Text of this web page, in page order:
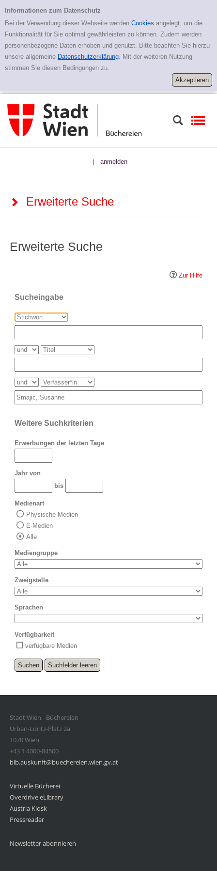
Erweiterte Suche
Informationen zum Datenschutz
Bei der Verwendung dieser Webseite werden Cookies angelegt, um die
Funktionalität für Sie optimal gewährleisten zu können. Zudem werden
personenbezogene Daten erhoben und genutzt. Bitte beachten Sie hierzu
unsere allgemeine Datenschutzerklärung. Mit der weiteren Nutzung
stimmen Sie diesen Bedingungen zu.
| anmelden
Erweiterte Suche
Erweiterte Suche
Zur Hilfe
Sucheingabe
Weitere Suchkriterien
Erwerbungen der letzten Tage
Jahr von
bis
Medienart
Physische Medien
E-Medien
Alle
Mediengruppe
Zweigstelle
Sprachen
Verfügbarkeit
verfügbare Medien
Stadt Wien - Büchereien
Urban-Loritz-Platz 2a
1070 Wien
+43 1 4000-84500
bib.auskunft@buechereien.wien.gv.at
Virtuelle Bücherei
Overdrive eLibrary
Austria Kiosk
Pressreader
Newsletter abonnieren